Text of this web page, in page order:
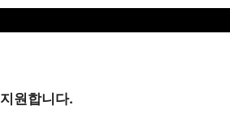
원합니다.